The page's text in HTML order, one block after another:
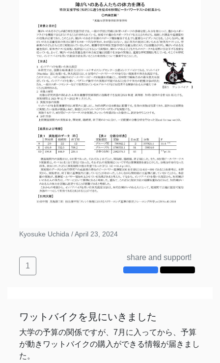
Kyosuke Uchida /April 23, 2024
1
share and support!
ワットバイクを見にいきました
大学の予算の関係ですが、7月に入ってから、予算
が動きワットバイクの購入ができる情報が届きまし
た。